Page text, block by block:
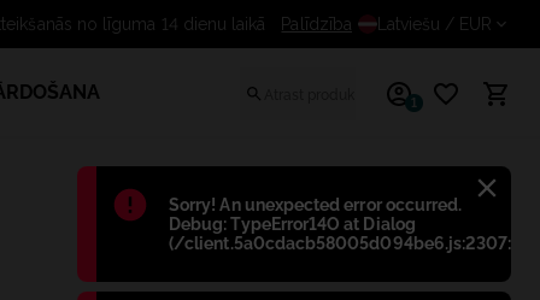
Błąd:
Sorry! An unexpected error occurred.
Debug: TypeError14O at Dialog
(/
no līguma 14 dienu laikā Palīdzība Latviešu / EUR
1